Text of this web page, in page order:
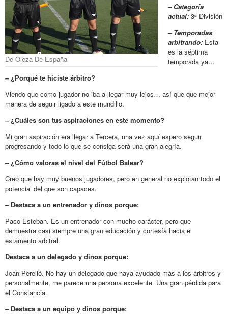
De Oleza De España
– Categoría
actual: 3ª División
– Temporadas
arbitrando: Esta
es la séptima
temporada ya…
– ¿Porqué te hiciste árbitro?
Viendo que como jugador no iba a llegar muy lejos… así que que mejor
manera de seguir ligado a este mundillo.
– ¿Cuáles son tus aspiraciones en este momento?
Mi gran aspiración era llegar a Tercera, una vez aquí espero seguir
progresando y todo lo que se consiga será una gran alegría.
– ¿Cómo valoras el nivel del Fútbol Balear?
Creo que hay muy buenos jugadores, pero en general no explotan todo el
potencial del que son capaces.
– Destaca a un entrenador y dinos porque:
Paco Esteban. Es un entrenador con mucho carácter, pero que
demuestra casi siempre una gran educación y cortesía hacia el
estamento arbitral.
Destaca a un delegado y dinos porque:
Joan Perelló. No hay un delegado que haya ayudado más a los árbitros y
personalmente, me parece una persona excelente. Una gran pérdida para
el Constancia.
– Destaca a un equipo y dinos porque: